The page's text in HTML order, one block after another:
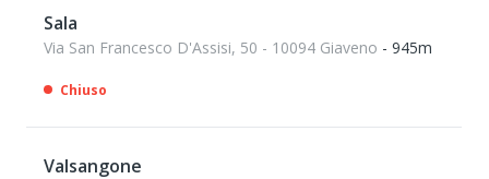
Sala
Via San Francesco D'Assisi, 50 - 10094 Giaveno - 945m
Chiuso
Valsangone